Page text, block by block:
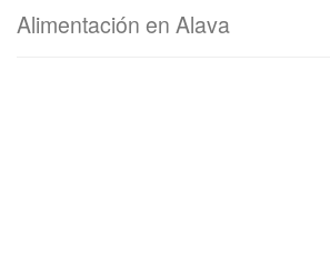
Alimentación en Alava